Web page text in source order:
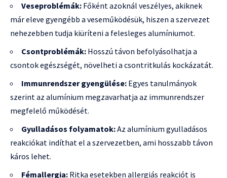
Veseproblémák: Főként azoknál veszélyes, akiknek
már eleve gyengébb a veseműködésük, hiszen a szervezet
nehezebben tudja kiüríteni a felesleges alumíniumot.
Csontproblémák: Hosszú távon befolyásolhatja a
csontok egészségét, növelheti a csontritkulás kockázatát.
Immunrendszer gyengülése: Egyes tanulmányok
szerint az alumínium megzavarhatja az immunrendszer
megfelelő működését.
Gyulladásos folyamatok:Az alumínium gyulladásos
reakciókat indíthat el a szervezetben, ami hosszabb távon
káros lehet.
Fémallergia: Ritka esetekben allergiás reakciót is